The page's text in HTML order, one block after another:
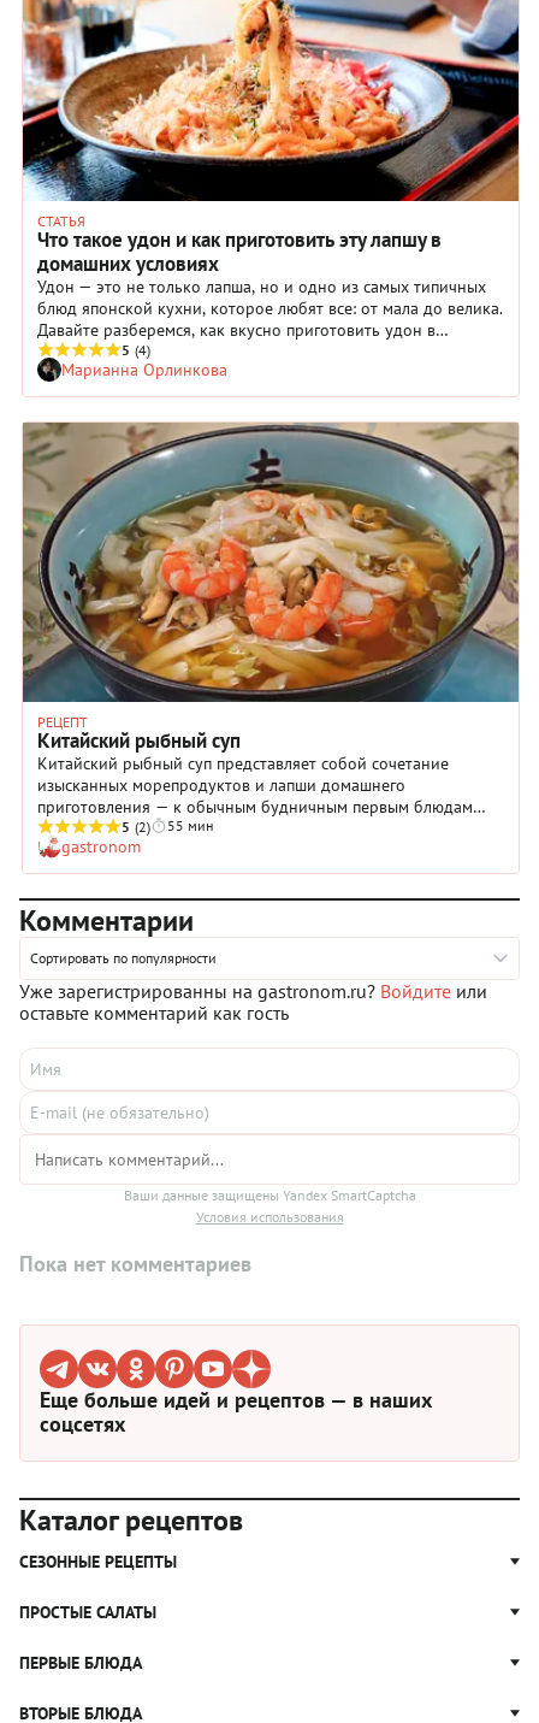
СТАТЬЯ
Что такое удон и как приготовить эту лапшу в
домашних условиях
Удон — это не только лапша, но и одно из самых типичных
блюд японской кухни, которое любят все: от мала до велика.
Давайте разберемся, как вкусно приготовить удон в
домашних условиях, чтобы получилось не хуже, чем в
ресторане.
5 (4)
Марианна Орлинкова
РЕЦЕПТ
Китайский рыбный суп
Китайский рыбный суп представляет собой сочетание
изысканных морепродуктов и лапши домашнего
приготовления — к обычным будничным первым блюдам
отнести его сложно. Процесс замешивания теста для лапши,
вопреки устойчивому стереотипу, не отнимет у вас много
времени, а результат получится непревзойденным.
Морепродукты берите разные и на свой вкус — идеально,
если отдадите предпочтение тигровым креветкам и мидиям
в створках, а также добавите в суп немного плотной белой
рыбы. Главное, чтобы она была морская.
5 (2) 55 мин
gastronom
Комментарии
Сортировать по популярности
Уже зарегистрированны на gastronom.ru? Войдите или
оставьте комментарий как гость
Ваши данные защищены Yandex SmartCaptcha
Условия использования
Пока нет комментариев
Еще больше идей и рецептов — в наших
соцсетях
Каталог рецептов
СЕЗОННЫЕ РЕЦЕПТЫ
Рецепты из капусты
Рецепты с грибами
Яблочные пироги
ПРОСТЫЕ САЛАТЫ
Простые салаты
ПЕРВЫЕ БЛЮДА
Щи
ВТОРЫЕ БЛЮДА